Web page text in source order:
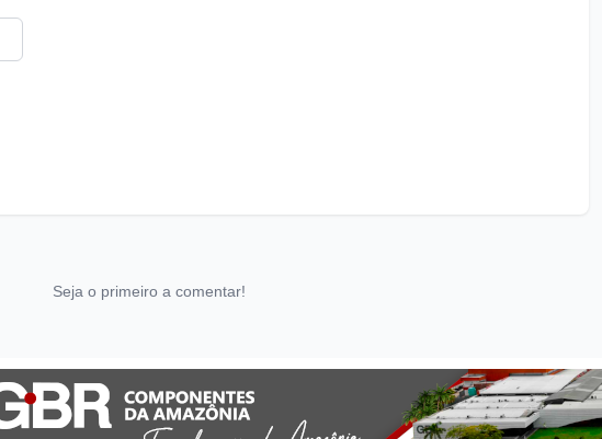
Seja o primeiro a comentar!